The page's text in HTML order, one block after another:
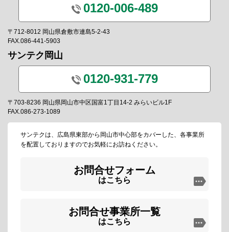
0120-006-489
〒712-8012 岡山県倉敷市連島5-2-43
FAX.086-441-5903
サンテク岡山
0120-931-779
〒703-8236 岡山県岡山市中区国富1丁目14-2 みらいビル1F
FAX.086-273-1089
サンテクは、広島県東部から岡山市中心部をカバーした、各事業所
を配置しておりますのでお気軽にお訪ねください。
お問合せフォーム
はこちら
お問合せ事業所一覧
はこちら